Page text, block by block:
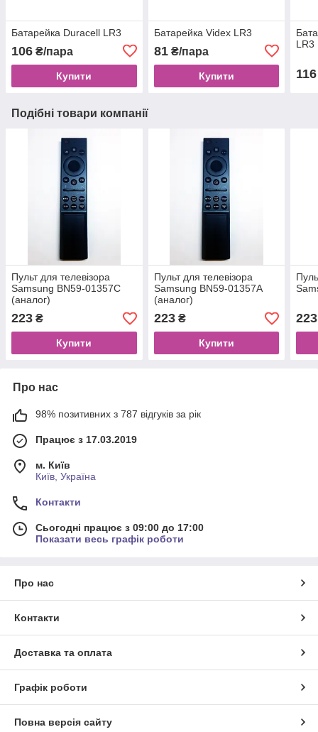
Батарейка Duracell LR3
106 ₴/пара
Купити
Батарейка Videx LR3
81₴/пара
Купити
LR3
116
Подібні товари компанії
Пульт для телевізора
Samsung BN59-01357C
(аналог)
223 ₴
Купити
Пульт для телевізора
Samsung BN59-01357А
(аналог)
223₴
Купити
223
Про нас
98% позитивних з 787 відгуків за рік
Працює з 17.03.2019
м. Київ
Київ, Україна
Контакти
Сьогодні працює з 09:00 до 17:00
Показати весь графік роботи
Про нас
Контакти
Доставка та оплата
Графік роботи
Повна версія сайту